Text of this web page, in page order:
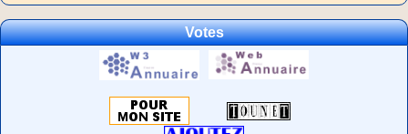
Votes